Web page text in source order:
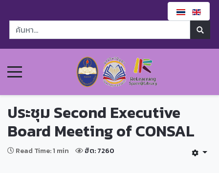
ประชุม Second Executive
Board Meeting of CONSAL
Read Time: 1 min ฮิต: 7260